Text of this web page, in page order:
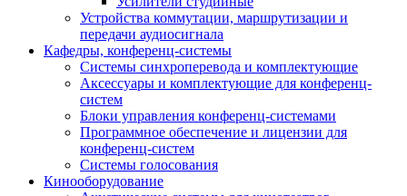
Устройства коммутации, маршрутизации и
передачи аудиосигнала
Кафедры, конференц-системы
Cистемы синхроперевода и комплектующие
Аксессуары и комплектующие для конференц-
систем
Блоки управления конференц-системами
Программное обеспечение и лицензии для
конференц-систем
Системы голосования
Кинооборудование